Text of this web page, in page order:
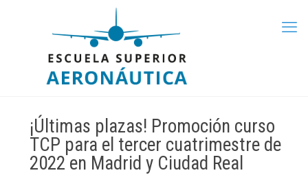
¡Últimas plazas! Promoción curso
TCP para el tercer cuatrimestre de
2022 en Madrid y Ciudad Real